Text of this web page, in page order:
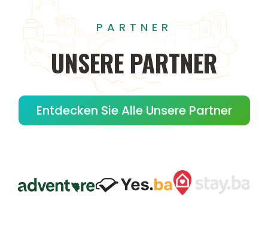
PARTNER
UNSERE PARTNER
Entdecken Sie Alle Unsere Partner